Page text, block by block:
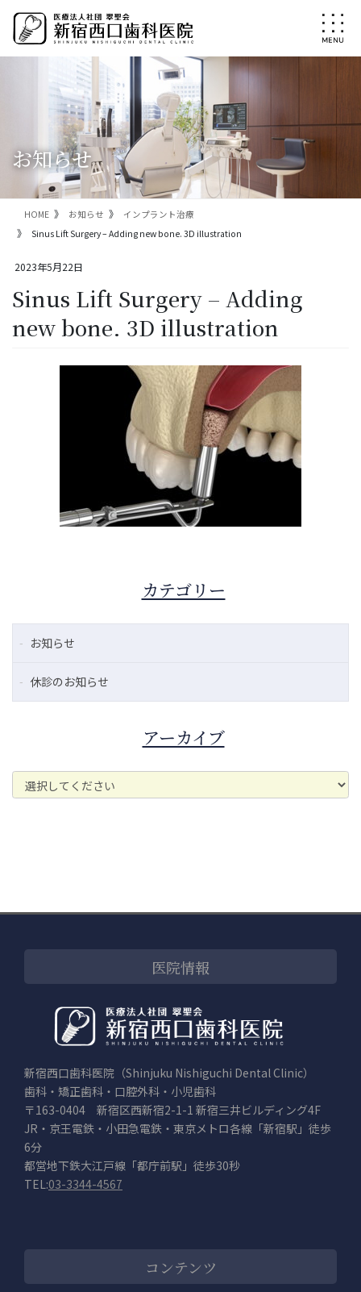
ン
ー
お知らせ
HOME お知らせ
インプラント治療
Sinus Lift Surgery – Adding new bone. 3D illustration
2023年5月22日
Sinus Lift Surgery – Adding
new bone. 3D illustration
カテゴリー
お知らせ
休診のお知らせ
アーカイブ
医院情報
新宿西口歯科医院（Shinjuku Nishiguchi Dental Clinic）
歯科・矯正歯科・口腔外科・小児歯科
〒163-0404 新宿区西新宿2-1-1 新宿三井ビルディング4F
JR・京王電鉄・小田急電鉄・東京メトロ各線「新宿駅」徒歩
6分
都営地下鉄大江戸線「都庁前駅」徒歩30秒
TEL:03-3344-4567
コンテンツ